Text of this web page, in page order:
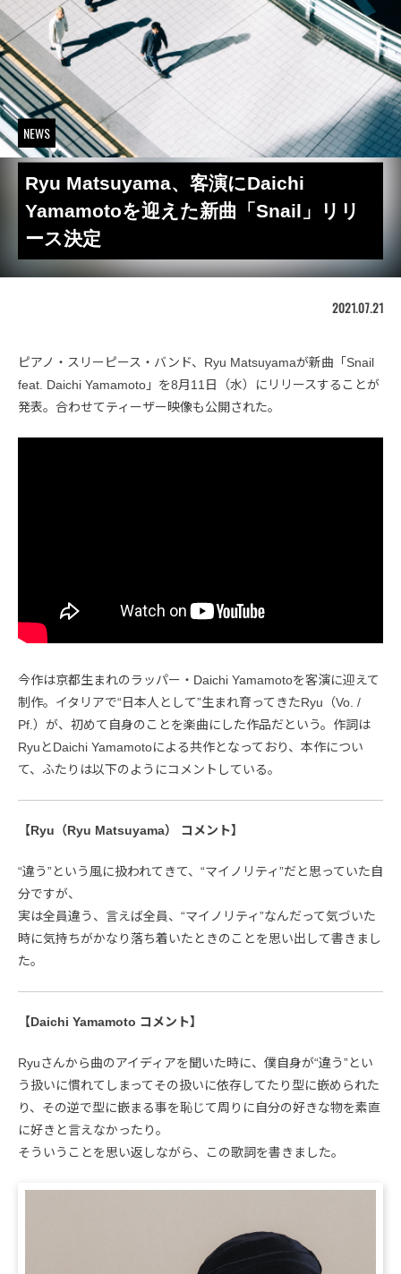
NEWS
Ryu Matsuyama、客演にDaichi
Yamamotoを迎えた新曲「Snail」リリ
ース決定
2021.07.21
ピアノ・スリーピース・バンド、Ryu Matsuyamaが新曲「Snail
feat. Daichi Yamamoto」を8月11日（水）にリリースすることが
発表。合わせてティーザー映像も公開された。
今作は京都生まれのラッパー・Daichi Yamamotoを客演に迎えて
制作。イタリアで“日本人として”生まれ育ってきたRyu（Vo. /
Pf.）が、初めて自身のことを楽曲にした作品だという。作詞は
RyuとDaichi Yamamotoによる共作となっており、本作につい
て、ふたりは以下のようにコメントしている。
【Ryu（Ryu Matsuyama） コメント】
“違う”という風に扱われてきて、“マイノリティ”だと思っていた自
分ですが、
実は全員違う、言えば全員、“マイノリティ”なんだって気づいた
時に気持ちがかなり落ち着いたときのことを思い出して書きまし
た。
【Daichi Yamamoto コメント】
Ryuさんから曲のアイディアを聞いた時に、僕自身が“違う”とい
う扱いに慣れてしまってその扱いに依存してたり型に嵌められた
り、その逆で型に嵌まる事を恥じて周りに自分の好きな物を素直
に好きと言えなかったり。
そういうことを思い返しながら、この歌詞を書きました。